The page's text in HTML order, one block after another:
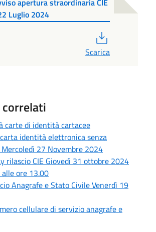
Luglio 2024
Scarica
carte di identità cartacee
identità elettronica senza
27 Novembre 2024
rilascio CIE Giovedì 31 ottobre 2024
ore 13.00
Anagrafe e Stato Civile Venerdì 19
cellulare di servizio anagrafe e